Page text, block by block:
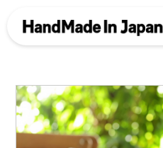
Photo Gallery
EN 中文